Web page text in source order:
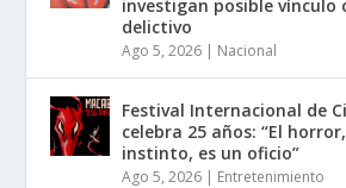
investigan posible vínculo
delictivo
Ago 5, 2026 | Nacional
Festival Internacional de
celebra 25 años: “El
instinto, es un oficio”
Ago 5, 2026 | Entretenimiento